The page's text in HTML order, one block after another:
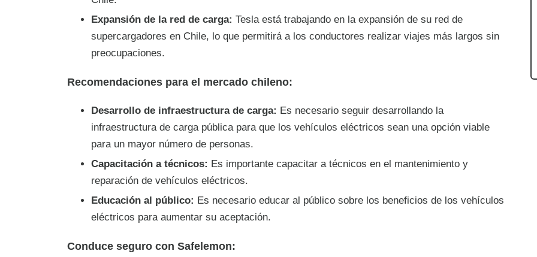
Expansión de la red de carga: Tesla está trabajando en la expansión de su red de
supercargadores en Chile, lo que permitirá a los conductores realizar viajes más largos sin
preocupaciones.
Recomendaciones para el mercado chileno:
Desarrollo de infraestructura de carga: Es necesario seguir desarrollando la
infraestructura de carga pública para que los vehículos eléctricos sean una opción viable
para un mayor número de personas.
Capacitación a técnicos: Es importante capacitar a técnicos en el mantenimiento y
reparación de vehículos eléctricos.
Educación al público: Es necesario educar al público sobre los beneficios de los vehículos
eléctricos para aumentar su aceptación.
Conduce seguro con Safelemon: